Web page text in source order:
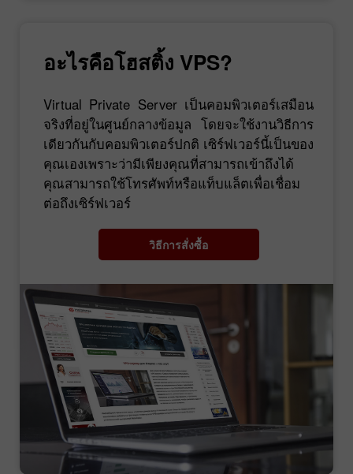
อะไรคือโฮสติ้ง VPS?
Virtual Private Server เป็นคอมพิวเตอร์เสมือน
จริงที่อยู่ในศูนย์กลางข้อมูล โดยจะใช้งานวิธีการ
เดียวกันกับคอมพิวเตอร์ปกติ เซิร์ฟเวอร์นี้เป็นของ
คุณเองเพราะว่ามีเพียงคุณที่สามารถเข้าถึงได้
คุณสามารถใช้โทรศัพท์หรือแท็บแล็ตเพื่อเชื่อม
ต่อถึงเซิร์ฟเวอร์
วิธีการสั่งซื้อ